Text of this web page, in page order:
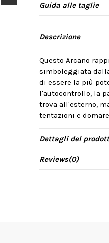
Guida alle taglie
Descrizione
Questo Arcano
simboleggiata
di essere la più
l'autocontrollo, la
trova all'esterno,
tentazioni e
Dettagli del
Reviews(0)